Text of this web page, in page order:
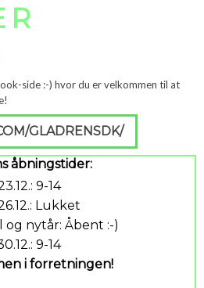
side :-) hvor du er velkommen til at
GLADRENSDK/
åbningstider:
9-14
Lukket
og nytår: Åbent :-)
9-14
i forretningen!